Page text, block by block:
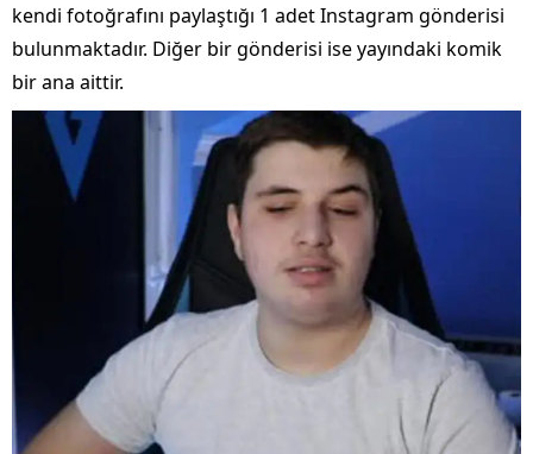
kendi fotoğrafını paylaştığı 1 adet Instagram gönderisi
bulunmaktadır. Diğer bir gönderisi ise yayındaki komik
bir ana aittir.